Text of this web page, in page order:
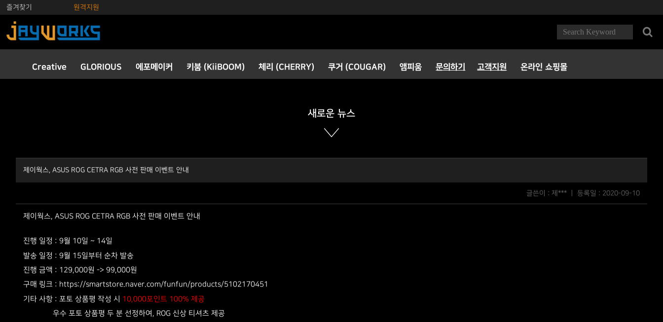
즐겨찾기 원격지원
Creative GLORIOUS 에포메이커 키붐 (KiiBOOM) 체리 (CHERRY) 쿠거 (COUGAR) 앰피움 문의하기 고객지원 온라인 쇼핑몰
새로운 뉴스
제이웍스, ASUS ROG CETRA RGB 사전 판매 이벤트 안내
글쓴이 : 제*** ㅣ 등록일 : 2020-09-10
제이웍스, ASUS ROG CETRA RGB 사전 판매 이벤트 안내
진행 일정 : 9월 10일 ~ 14일
발송 일정 : 9월 15일부터 순차 발송
진행 금액 : 129,000원 -> 99,000원
구매 링크 : https://smartstore.naver.com/funfun/products/5102170451​
기타 사항 : 포토 상품평 작성 시 10,000포인트 100% 제공
우수 포토 상품평 두 분 선정하여, ROG 신상 티셔츠 제공